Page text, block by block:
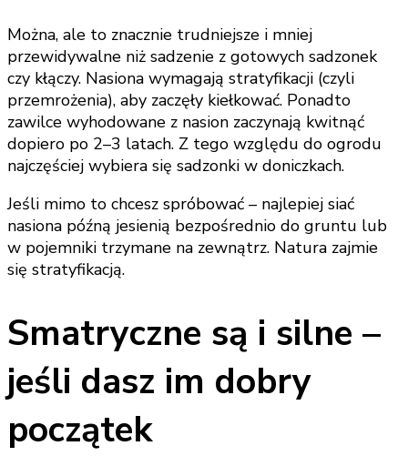
Można, ale to znacznie trudniejsze i mniej
przewidywalne niż sadzenie z gotowych sadzonek
czy kłączy. Nasiona wymagają stratyfikacji (czyli
przemrożenia), aby zaczęły kiełkować. Ponadto
zawilce wyhodowane z nasion zaczynają kwitnąć
dopiero po 2–3 latach. Z tego względu do ogrodu
najczęściej wybiera się sadzonki w doniczkach.
Jeśli mimo to chcesz spróbować – najlepiej siać
nasiona późną jesienią bezpośrednio do gruntu lub
w pojemniki trzymane na zewnątrz. Natura zajmie
się stratyfikacją.
Smatryczne są i silne –
jeśli dasz im dobry
początek